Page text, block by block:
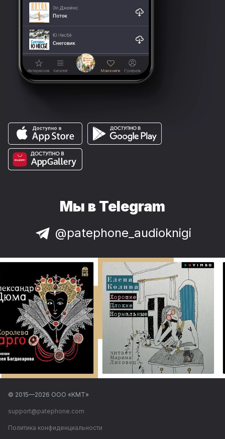
Мы в Telegram
@patephone_audioknigi
© 2015—2026 ООО «КМТ»
support@patephone.com
Политика конфиденциальности